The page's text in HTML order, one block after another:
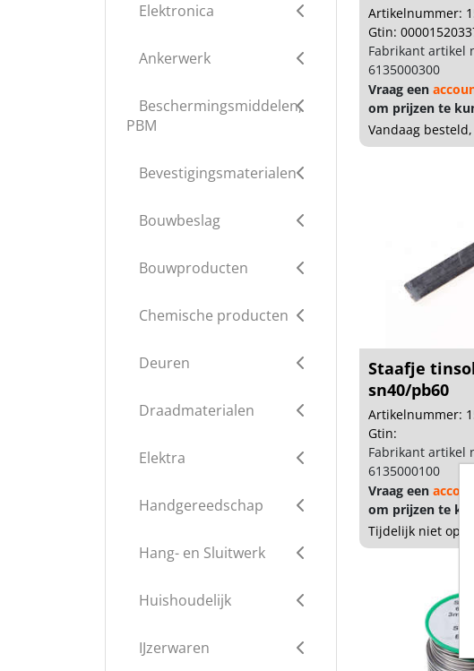
Elektronica
Ankerwerk
Beschermingsmiddelen,
PBM
Bevestigingsmaterialen
Bouwbeslag
Bouwproducten
Chemische producten
Deuren
Draadmaterialen
Elektra
Handgereedschap
Hang- en Sluitwerk
Huishoudelijk
IJzerwaren
Artikelnummer:
Gtin:
Fabrikant artikel
6135000300
Vraag een
om prijzen te
Vandaag
Staafje
sn40/pb60
Artikelnummer:
Gtin:
Fabrikant artikel
6135000100
Vraag een account
om prijzen te
Tijdelijk niet op